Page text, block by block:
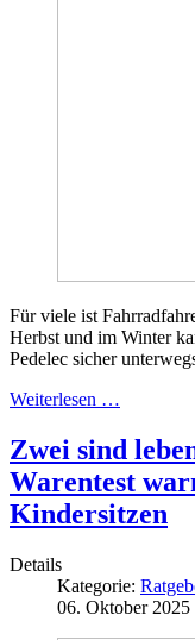
Für viele ist
Herbst und im Winter
Pedelec sicher
Weiterlesen …
Zwei sind
Warentest
Kindersitzen
Details
Kategorie:
06. Oktober 2025